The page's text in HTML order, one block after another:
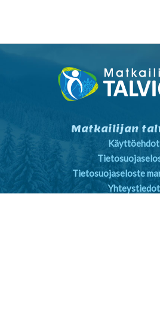
Matkailijan
Käyttöehdot
Tietosuojaseloste
Yhteystiedot